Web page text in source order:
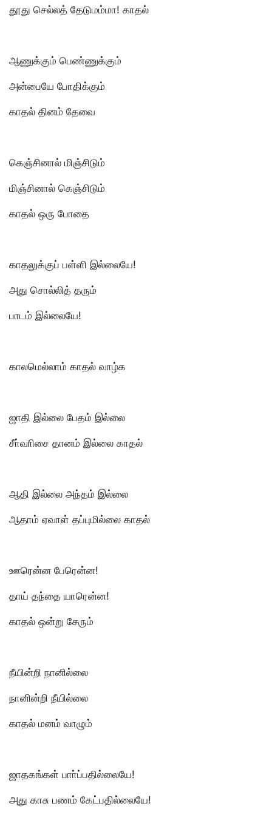
தூது செல்லத் தேடுமம்மா! காதல்
ஆணுக்கும் பெண்ணுக்கும்
அன்பையே போதிக்கும்
காதல் தினம் தேவை
கெஞ்சினால் மிஞ்சிடும்
மிஞ்சினால் கெஞ்சிடும்
காதல் ஒரு போதை
காதலுக்குப் பள்ளி இல்லையே!
அது சொல்லித் தரும்
பாடம் இல்லையே!
காலமெல்லாம் காதல் வாழ்க
ஜாதி இல்லை பேதம் இல்லை
சீா்வாிசை தானம் இல்லை காதல்
ஆதி இல்லை அந்தம் இல்லை
ஆதாம் ஏவாள் தப்புமில்லை காதல்
ஊரென்ன பேரென்ன!
தாய் தந்தை யாரென்ன!
காதல் ஒன்று சேரும்
நீயின்றி நானில்லை
நானின்றி நீயில்லை
காதல் மனம் வாழும்
ஜாதகங்கள் பாா்ப்பதில்லையே!
அது காசு பணம் கேட்பதில்லையே!